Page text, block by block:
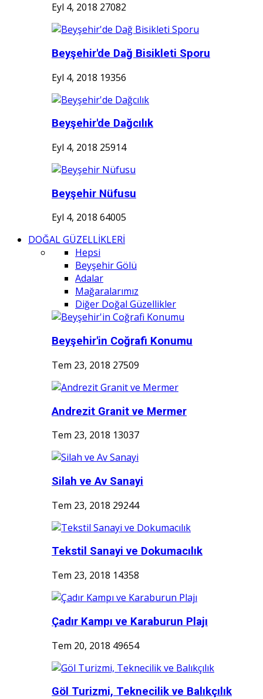
Eyl 4, 2018 27082
Beyşehir'de Dağ Bisikleti Sporu
Eyl 4, 2018 19356
Beyşehir'de Dağcılık
Eyl 4, 2018 25914
Beyşehir Nüfusu
Eyl 4, 2018 64005
DOĞAL GÜZELLİKLERİ
Hepsi
Beyşehir Gölü
Adalar
Mağaralarımız
Diğer Doğal Güzellikler
Beyşehir'in Coğrafi Konumu
Tem 23, 2018 27509
Andrezit Granit ve Mermer
Tem 23, 2018 13037
Silah ve Av Sanayi
Tem 23, 2018 29244
Tekstil Sanayi ve Dokumacılık
Tem 23, 2018 14358
Çadır Kampı ve Karaburun Plajı
Tem 20, 2018 49654
Göl Turizmi, Teknecilik ve Balıkçılık